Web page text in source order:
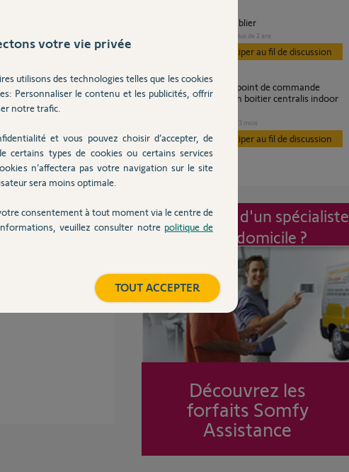
Attaches laterales tablier
il y a plus de 2 ans
Participer au fil de discussion
Comment régler un point de commande
Centralis RTS avec un boitier centralis indoor
il y a 3 mois
Participer au fil de discussion
Intervention d'un spécialiste
à mon domicile ?
Découvrez les
forfaits Somfy
Assistance
votre vie privée
utilisons des technologies telles que les cookies
Personnaliser le contenu et les publicités, offrir
notre trafic.
et vous pouvez choisir d’accepter, de
certains types de cookies ou certains services
n’affectera pas votre navigation sur le site
sera moins optimale.
consentement à tout moment via le centre de
veuillez consulter notre politique de
TOUT ACCEPTER